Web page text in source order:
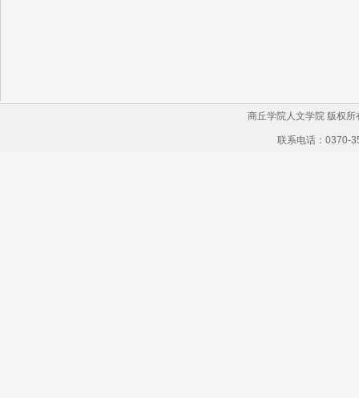
商丘学院人文学院 版权
联系电话：0370-